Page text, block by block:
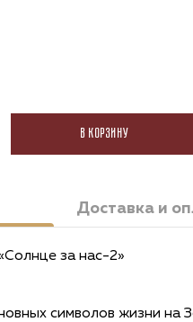
В корзину
Доставка и
за нас-2»
символов жизни на